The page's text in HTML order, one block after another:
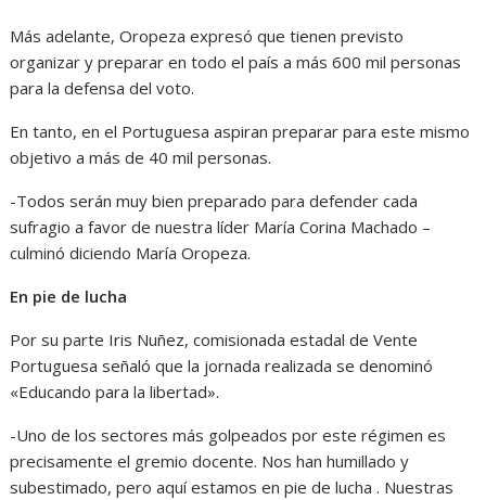
Más adelante, Oropeza expresó que tienen previsto
organizar y preparar en todo el país a más 600 mil personas
para la defensa del voto.
En tanto, en el Portuguesa aspiran preparar para este mismo
objetivo a más de 40 mil personas.
-Todos serán muy bien preparado para defender cada
sufragio a favor de nuestra líder María Corina Machado –
culminó diciendo María Oropeza.
En pie de lucha
Por su parte Iris Nuñez, comisionada estadal de Vente
Portuguesa señaló que la jornada realizada se denominó
«Educando para la libertad».
-Uno de los sectores más golpeados por este régimen es
precisamente el gremio docente. Nos han humillado y
subestimado, pero aquí estamos en pie de lucha . Nuestras